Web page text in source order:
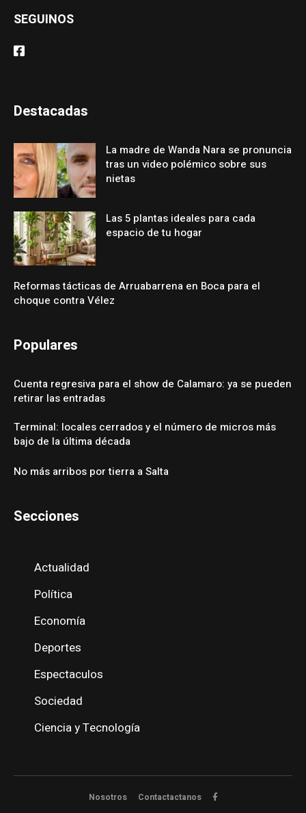
SEGUINOS
Destacadas
La madre de Wanda Nara se pronuncia
tras un video polémico sobre sus
nietas
Las 5 plantas ideales para cada
espacio de tu hogar
Reformas tácticas de Arruabarrena en Boca para el
choque contra Vélez
Populares
Cuenta regresiva para el show de Calamaro: ya se pueden
retirar las entradas
Terminal: locales cerrados y el número de micros más
bajo de la última década
No más arribos por tierra a Salta
Secciones
Actualidad
Política
Economía
Deportes
Espectaculos
Sociedad
Ciencia y Tecnología
Nosotros Contactactanos